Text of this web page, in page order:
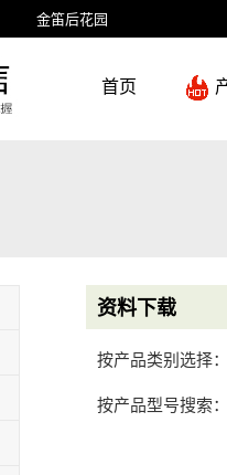
金笛后花园
首页
资料下载
按产品类别选择
按产品型号搜索